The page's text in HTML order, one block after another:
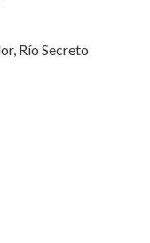
Río Secreto